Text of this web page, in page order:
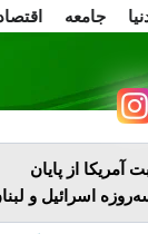
جامعه
آمریکا از پایان
اسرائیل و